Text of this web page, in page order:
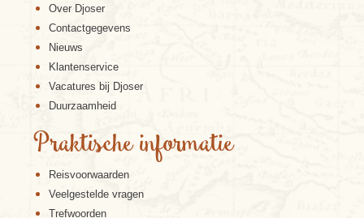
Over Djoser
Contactgegevens
Nieuws
Klantenservice
Vacatures bij Djoser
Duurzaamheid
Praktische informatie
Reisvoorwaarden
Veelgestelde vragen
Trefwoorden